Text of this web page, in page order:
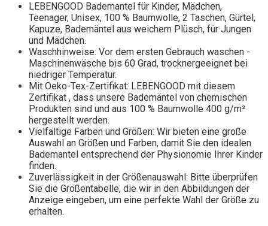
LEBENGOOD Bademantel für Kinder, Mädchen,
Teenager, Unisex, 100 % Baumwolle, 2 Taschen, Gürtel,
Kapuze, Bademäntel aus weichem Plüsch, für Jungen
und Mädchen.
Waschhinweise: Vor dem ersten Gebrauch waschen -
Maschinenwäsche bis 60 Grad, trocknergeeignet bei
niedriger Temperatur.
Mit Oeko-Tex-Zertifikat: LEBENGOOD mit diesem
Zertifikat , dass unsere Bademäntel von chemischen
Produkten sind und aus 100 % Baumwolle 400 g/m²
hergestellt werden.
Vielfältige Farben und Größen: Wir bieten eine große
Auswahl an Größen und Farben, damit Sie den idealen
Bademantel entsprechend der Physionomie Ihrer Kinder
finden.
Zuverlässigkeit in der Größenauswahl: Bitte überprüfen
Sie die Größentabelle, die wir in den Abbildungen der
Anzeige eingeben, um eine perfekte Wahl der Größe zu
erhalten.